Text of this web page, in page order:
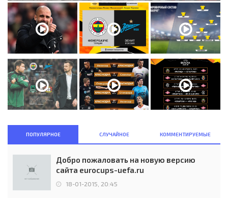
ПОПУЛЯРНОЕ СЛУЧАЙНОЕ КОММЕНТИРУЕМЫЕ
Добро пожаловать на новую версию
сайта eurocups-uefa.ru
18-01-2015, 20:45